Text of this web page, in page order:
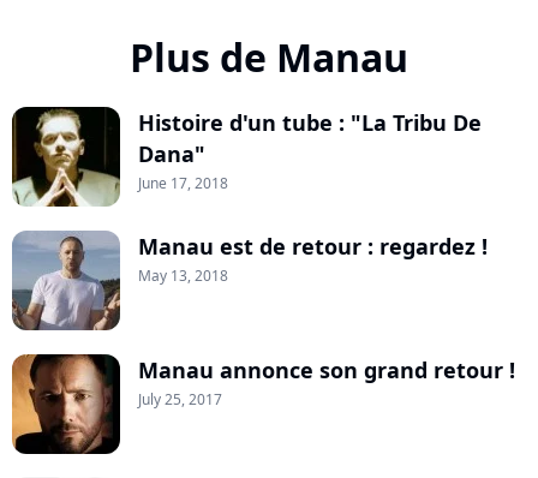
Plus de Manau
Histoire d'un tube : "La Tribu De
Dana"
June 17, 2018
Manau est de retour : regardez !
May 13, 2018
Manau annonce son grand retour !
July 25, 2017